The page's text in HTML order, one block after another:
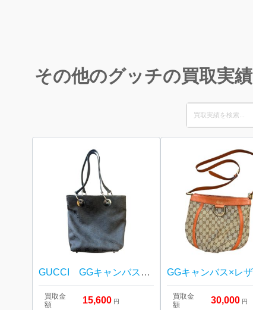
その他のグッチの買取実績
Search
for:
GUCCI GGキャンバス バッグ 買取り
買取金
額
15,600 円
買取金
額
30,000 円